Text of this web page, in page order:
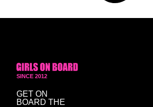
SINCE 2012
GET ON
BOARD THE